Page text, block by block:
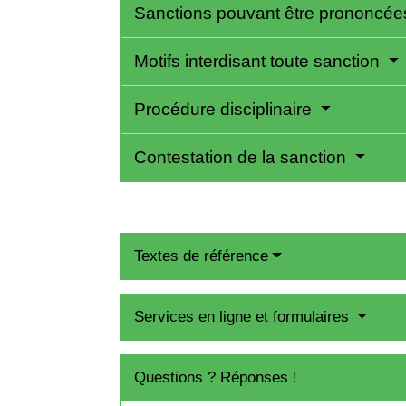
Sanctions pouvant être
Motifs interdisant toute sanction
Procédure disciplinaire
Contestation de la sanction
Textes de référence
Services en ligne et formulaires
Questions ? Réponses !